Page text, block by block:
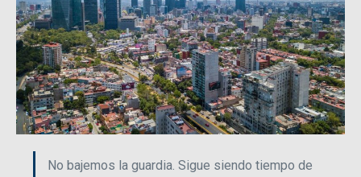
No bajemos la guardia. Sigue siendo tiempo de